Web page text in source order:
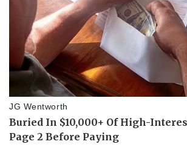
Văn hóa
Sân khấu - Điện ảnh
Âm nhạc
Di sản
Giải trí
Thời trang
Sao Việt